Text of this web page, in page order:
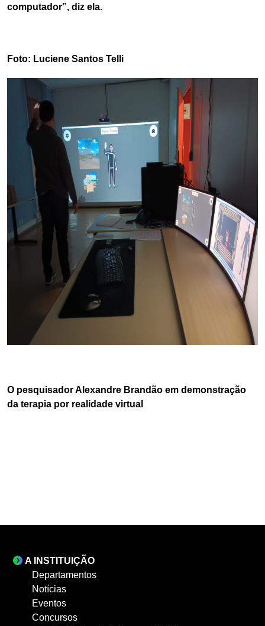
computador”, diz ela.
Foto: Luciene Santos Telli
O pesquisador Alexandre Brandão em demonstração
da terapia por realidade virtual
A INSTITUIÇÃO
Departamentos
Notícias
Eventos
Concursos